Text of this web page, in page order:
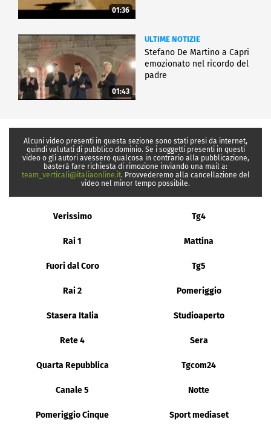
01:36
01:43
ULTIME NOTIZIE
Stefano De Martino a Capri
emozionato nel ricordo del
padre
Alcuni video presenti in questa sezione sono stati presi da internet,
quindi valutati di pubblico dominio. Se i soggetti presenti in questi
video o gli autori avessero qualcosa in contrario alla pubblicazione,
basterà fare richiesta di rimozione inviando una mail a:
team_verticali@italiaonline.it. Provvederemo alla cancellazione del
video nel minor tempo possibile.
Verissimo Tg4
Rai 1 Mattina
Fuori dal Coro Tg5
Rai 2 Pomeriggio
Stasera Italia Studioaperto
Rete 4 Sera
Quarta Repubblica Tgcom24
Canale 5 Notte
Pomeriggio Cinque Sport mediaset